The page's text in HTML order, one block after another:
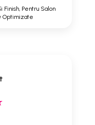
Finish, Pentru Salon
Optimizate